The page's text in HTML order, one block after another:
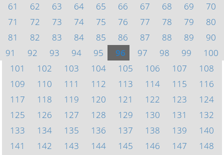
61
62 63 64 65 66 67 68 69
70
71
72 73 74 75 76 77 78 79
80
81
82 83 84 85 86 87 88 89
90
91
92 93 94 95 96 97 98 99
100
101
102 103 104 105 106 107
108
109
110 111 112 113 114 115
116
117
118 119 120 121 122 123
124
125
126 127 128 129 130 131
132
133
134 135 136 137 138 139
140
141
142 143 144 145 146 147
148